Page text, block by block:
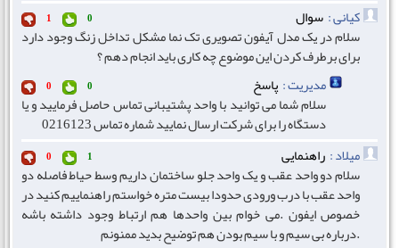
کیانی : سوال 0
1
سلام در یک مدل آیفون تصویری تک نما مشکل تداخل زنگ وجود دارد
برای برطرف کردن این موضوع چه کاری باید انجام دهم ؟
مدیریت :پاسخ 0
0
سلام شما می توانید با واحد پشتیبانی تماس حاصل فرمایید و یا
دستگاه را برای شرکت ارسال نمایید شماره تماس 0216123
میلاد : راهنمایی 1
0
سلام دو واحد عقب و یک واحد جلو ساختمان داریم وسط حیاط فاصله دو
واحد عقب با درب ورودی حدودا بیست متره خواستم راهنماییم کنید در
خصوص ایفون .می خوام بین واحدها هم ارتباط وجود داشته باشه
.درباره بی سیم و با سیم بودن هم توضیح بدید ممنونم